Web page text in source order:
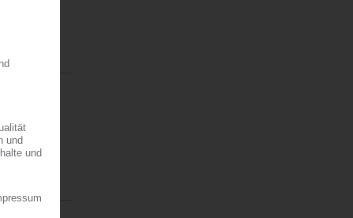
Die
DuPont…